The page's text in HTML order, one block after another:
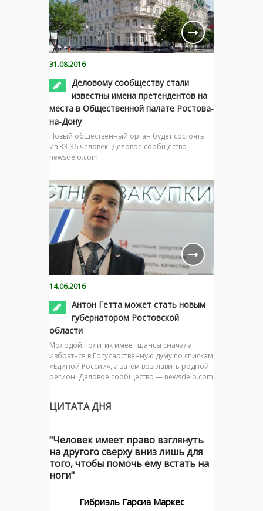
31.08.2016
Деловому сообществу стали
известны имена претендентов на
места в Общественной палате Ростова-
на-Дону
Новый общественный орган будет состоять
из 33-36 человек. Деловое сообщество —
newsdelo.com
14.06.2016
Антон Гетта может стать новым
губернатором Ростовской
области
Молодой политик имеет шансы сначала
избраться в Государственную думу по спискам
«Единой России», а затем возглавить родной
регион. Деловое сообщество — newsdelo.com
ЦИТАТА ДНЯ
"Человек имеет право взглянуть
на другого сверху вниз лишь для
того, чтобы помочь ему встать на
ноги"
Гибриэль Гарсиа Маркес